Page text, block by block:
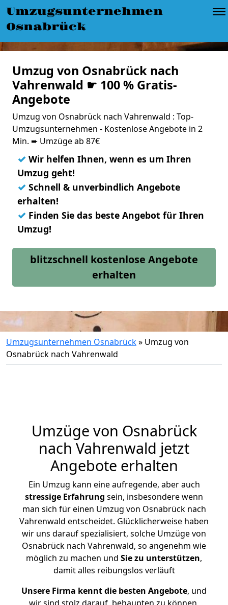
Umzugsunternehmen
Osnabrück
Umzug von Osnabrück nach
Vahrenwald ☛ 100 % Gratis-
Angebote
Umzug von Osnabrück nach Vahrenwald : Top-
Umzugsunternehmen - Kostenlose Angebote in 2
Min. ➨ Umzüge ab 87€
✓ Wir helfen Ihnen, wenn es um Ihren
Umzug geht!
✓ Schnell & unverbindlich Angebote
erhalten!
✓ Finden Sie das beste Angebot für Ihren
Umzug!
blitzschnell kostenlose Angebote
erhalten
Umzugsunternehmen Osnabrück» Umzug von
Osnabrück nach Vahrenwald
Umzüge von Osnabrück
nach Vahrenwald jetzt
Angebote erhalten
Ein Umzug kann eine aufregende, aber auch
stressige Erfahrung sein, insbesondere wenn
man sich für einen Umzug von Osnabrück nach
Vahrenwald entscheidet. Glücklicherweise haben
wir uns darauf spezialisiert, solche Umzüge von
Osnabrück nach Vahrenwald, so angenehm wie
möglich zu machen und Sie zu unterstützen,
damit alles reibungslos verläuft
Unsere Firma kennt die besten Angebote, und